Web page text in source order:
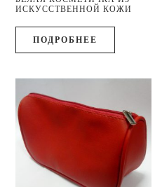
ИСКУССТВЕННОЙ КОЖИ
ПОДРОБНЕЕ